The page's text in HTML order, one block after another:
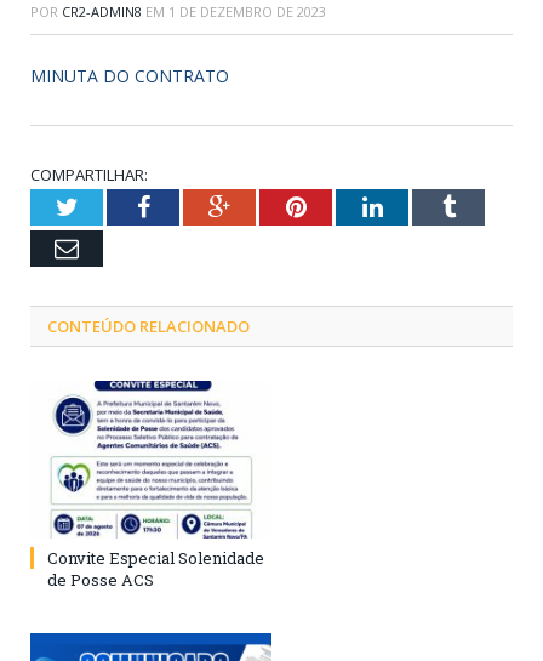
POR CR2-ADMIN8 EM 1 DE DEZEMBRO DE 2023
MINUTA DO CONTRATO
COMPARTILHAR:
TwitterFacebookGoogle+PinterestLinkedInTumblr
Email
CONTEÚDO RELACIONADO
Convite Especial Solenidade
de Posse ACS